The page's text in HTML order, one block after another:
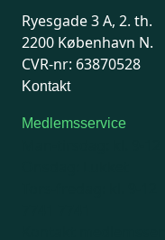
Ryesgade 3 A, 2. th.
2200 København N.
CVR-nr: 63870528
Kontakt
Medlemsservice